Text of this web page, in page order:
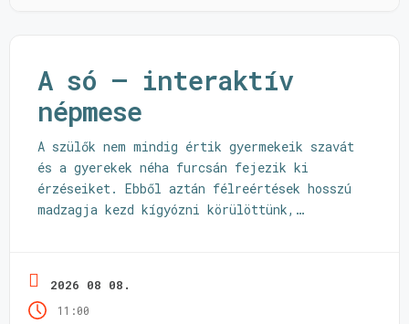
A só – interaktív
népmese
A szülők nem mindig értik gyermekeik szavát
és a gyerekek néha furcsán fejezik ki
érzéseiket. Ebből aztán félreértések hosszú
madzagja kezd kígyózni körülöttünk,
szereplők megtalálják elveszettnek hitt
szeretteiket! Színházba hívunk benneteket,
2026 08 08.
11:00